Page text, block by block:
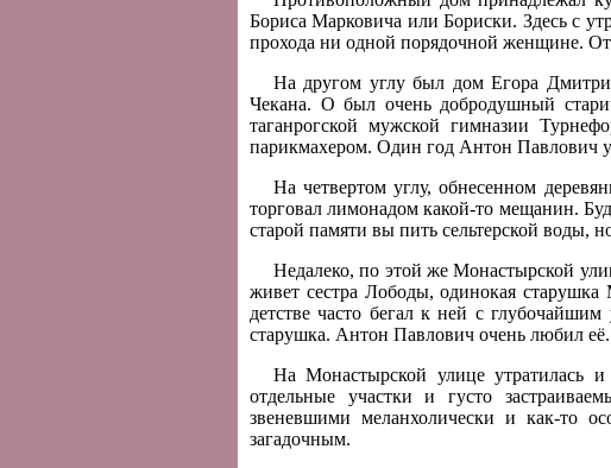
Бориса Марковича или Бориски. Здесь с
прохода ни одной порядочной женщине.
На другом углу был дом Егора
Чекана. О был очень добродушный
таганрогской мужской гимназии
парикмахером. Один год Антон Павлович
На четвертом углу, обнесенном
торговал лимонадом какой-то мещанин.
старой памяти вы пить сельтерской воды,
Недалеко, по этой же Монастырской
живет сестра Лободы, одинокая
детстве часто бегал к ней с
старушка. Антон Павлович очень любил её.
На Монастырской улице утратилась
отдельные участки и густо
звеневшими меланхолически и как-то
загадочным.